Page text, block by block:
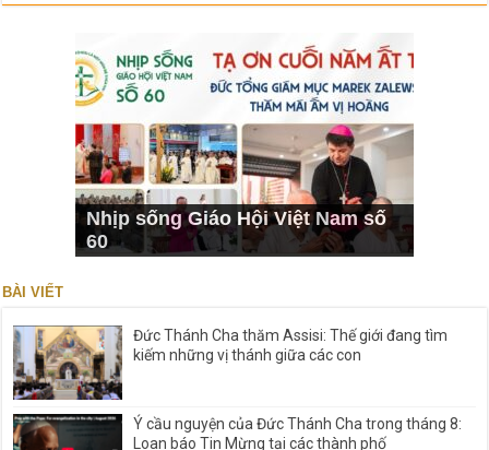
Nhịp sống Giáo Hội Việt Nam số
60
BÀI VIẾT
Đức Thánh Cha thăm Assisi: Thế giới đang tìm
kiếm những vị thánh giữa các con
Ý cầu nguyện của Đức Thánh Cha trong tháng 8:
Loan báo Tin Mừng tại các thành phố